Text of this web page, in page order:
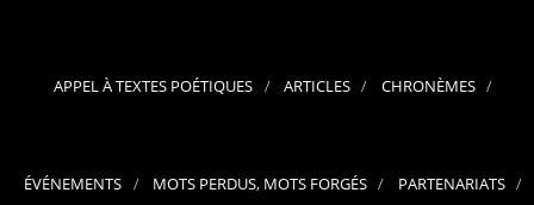
APPEL À TEXTES POÉTIQUES ARTICLES CHRONÈMES
ÉVÉNEMENTS MOTS PERDUS, MOTS FORGÉS PARTENARIATS